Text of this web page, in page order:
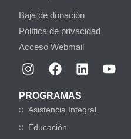
Baja de donación
Política de privacidad
Acceso Webmail
PROGRAMAS
Asistencia Integral
Educación